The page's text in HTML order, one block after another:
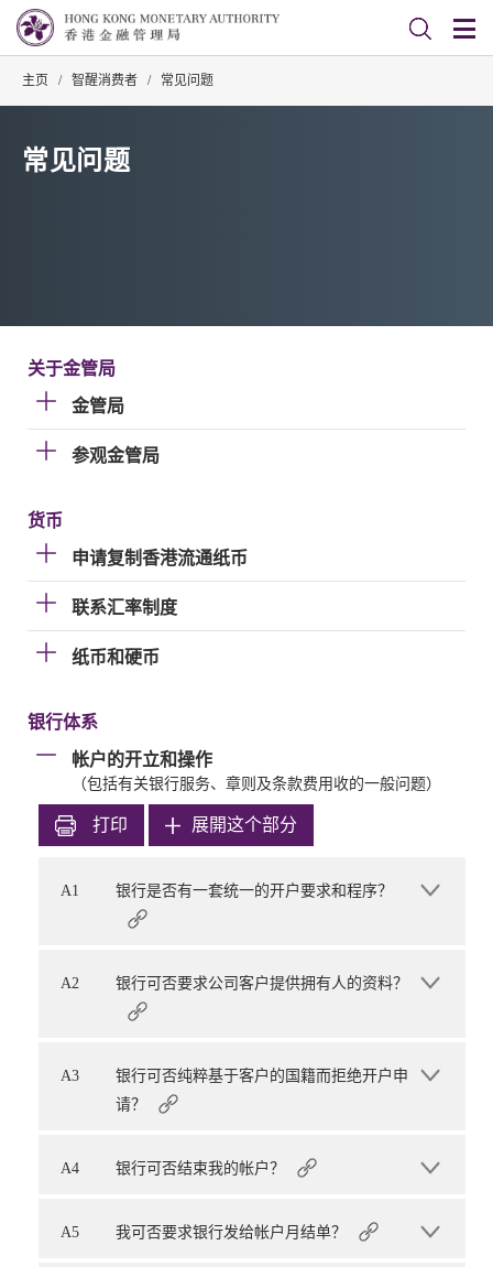
主页 / 智醒消费者 / 常见问题
常见问题
关于金管局
金管局
参观金管局
货币
申请复制香港流通纸币
联系汇率制度
纸币和硬币
银行体系
帐户的开立和操作
（包括有关银行服务、章则及条款费用收的一般问题）
打印 展開这个部分
A1 银行是否有一套统一的开户要求和程序？
A2 银行可否要求公司客户提供拥有人的资料？
A3
银行可否纯粹基于客户的国籍而拒绝开户申
请？
A4 银行可否结束我的帐户？
A5 我可否要求银行发给帐户月结单？